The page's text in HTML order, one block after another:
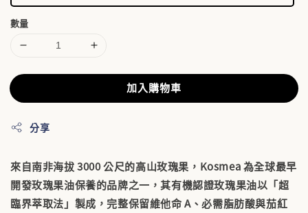
數量
加入購物車
分享
來自南非海拔 3000 公尺的高山玫瑰果，Kosmea 為全球最早
開發玫瑰果油保養的品牌之一，其有機認證玫瑰果油以「超
臨界萃取法」製成，完整保留維他命 A、必需脂肪酸與茄紅